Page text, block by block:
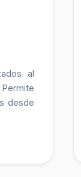
al
desde